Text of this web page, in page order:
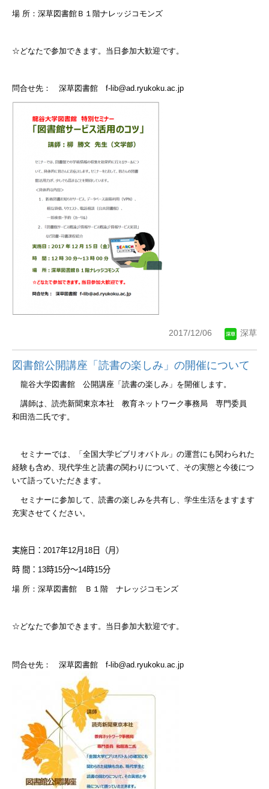
場 所：深草図書館Ｂ１階ナレッジコモンズ
☆どなたで参加できます。当日参加大歓迎です。
問合せ先： 深草図書館 f-lib@ad.ryukoku.ac.jp
2017/12/06 深草
図書館公開講座「読書の楽しみ」の開催について
龍谷大学図書館 公開講座「読書の楽しみ」を開催します。
講師は、読売新聞東京本社 教育ネットワーク事務局 専門委員
和田浩二氏です。
セミナーでは、「全国大学ビブリオバトル」の運営にも関わられた
経験も含め、現代学生と読書の関わりについて、その実態と今後につ
いて語っていただきます。
セミナーに参加して、読書の楽しみを共有し、学生生活をますます
充実させてください。
実施日： 2017年12月 18 日（月）
時 間： 13時15分～14時15分
場 所：深草図書館 Ｂ１階 ナレッジコモンズ
☆どなたで参加できます。当日参加大歓迎です。
問合せ先： 深草図書館 f-lib@ad.ryukoku.ac.jp